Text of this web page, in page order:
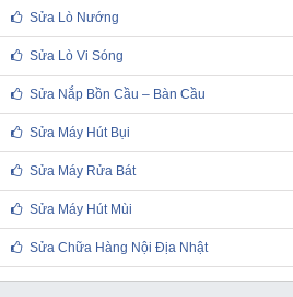
Sửa Lò Nướng
Sửa Lò Vi Sóng
Sửa Nắp Bồn Cầu – Bàn Cầu
Sửa Máy Hút Bụi
Sửa Máy Rửa Bát
Sửa Máy Hút Mùi
Sửa Chữa Hàng Nội Địa Nhật